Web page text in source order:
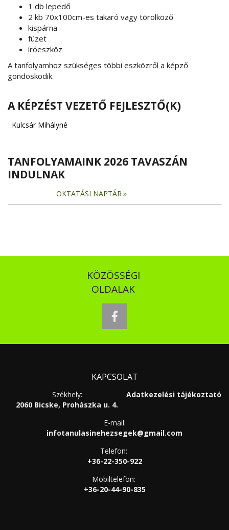
1 db lepedő
2 kb 70x100cm-es takaró vagy törölköző
kispárna
füzet
íróeszköz
A tanfolyamhoz szükséges többi eszközről a képző
gondoskodik.
A KÉPZÉST VEZETŐ FEJLESZTŐ(K)
Kulcsár Mihályné
TANFOLYAMAINK 2026 TAVASZÁN
INDULNAK
OKTATÁSI NAPTÁR
KÖZÖSSÉGI
OLDALAK
facebook
KAPCSOLAT
Adatkezelési tájékoztató
Székhely:
2060 Bicske, Prohászka u. 4.
E-mail:
infotanulasinehezsegek@gmail.com
Telefon:
+36-22-350-922
Mobiltelefon:
+36-20-44-90-835